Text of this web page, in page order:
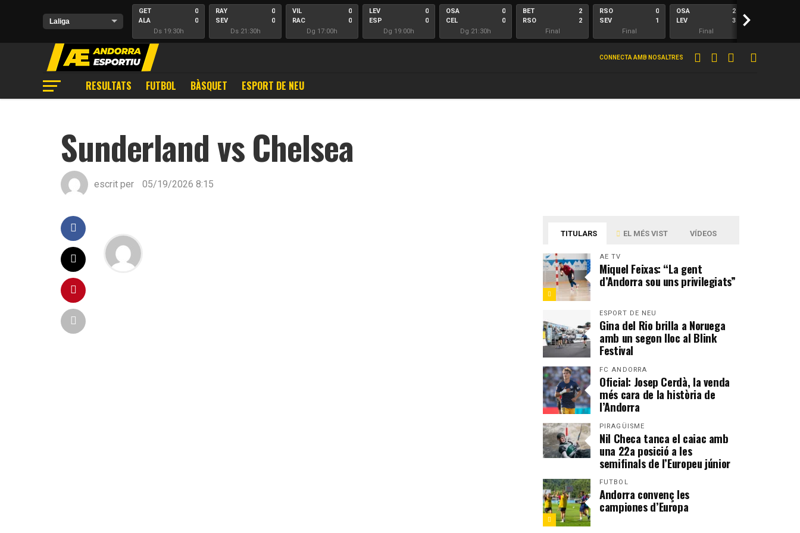
GET
ALA
0
0
Ds 19:30h
RAY
SEV
0
0
Ds 21:30h
VIL
RAC
0
0
Dg 17:00h
LEV
ESP
0
0
Dg 19:00h
OSA
CEL
0
0
Dg 21:30h
BET
RSO
2
2
Final
RSO
SEV
0
1
Final
OSA
LEV
2
3
Final
>
CONNECTA AMB NOSALTRES
RESULTATS FUTBOL BÀSQUET ESPORT DE NEU
Sunderland vs Chelsea
escrit per 05/19/2026 8:15
TITULARS EL MÉS VIST VÍDEOS
AE TV
Miquel Feixas: “La gent
d’Andorra sou uns privilegiats”
ESPORT DE NEU
Gina del Rio brilla a Noruega
amb un segon lloc al Blink
Festival
FC ANDORRA
Oficial: Josep Cerdà, la venda
més cara de la història de
l’Andorra
PIRAGÜISME
Nil Checa tanca el caiac amb
una 22a posició a les
semifinals de l’Europeu júnior
FUTBOL
Andorra convenç les
campiones d’Europa